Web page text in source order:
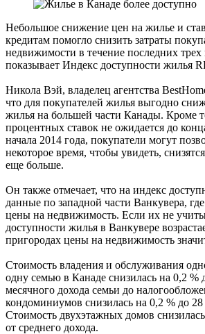
Небольшое снижение цен на жилье и
кредитам помогло снизить затраты
недвижимости в течение последних трех
показывает Индекс доступности жилья
Никола Вэй, владелец агентства
что для покупателей жилья выгодно
жилья на большей части Канады. Кроме
процентных ставок не ожидается до
начала 2014 года, покупатели могут
некоторое время, чтобы увидеть,
еще больше.
Он также отмечает, что на индекс
данные по западной части Ванкувера,
цены на недвижимость. Если их не
доступности жилья в Ванкувере
пригородах цены на недвижимость
Стоимость владения и обслуживания
одну семью в Канаде снизилась на 0,2 %
месячного дохода семьи до
кондоминиумов снизилась на 0,2 % до 28
Стоимость двухэтажных домов
от среднего дохода.